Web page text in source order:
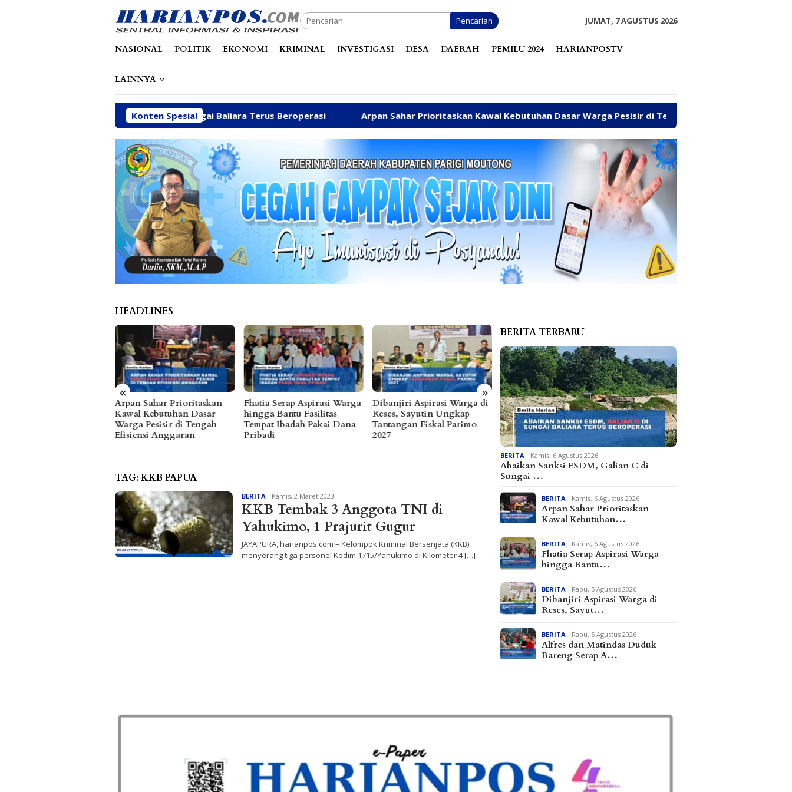
Pencarian JUMAT, 7 AGUSTUS 2026
NASIONAL POLITIK EKONOMI KRIMINAL INVESTIGASI DESA DAERAH PEMILU 2024 HARIANPOSTV
LAINNYA
Konten Spesial
ESDM, Galian C di Sungai Baliara Terus Beroperasi Arpan Sahar Prioritaskan Kawal Kebutuhan Dasar Warga Pesisir di Tengah Efisiensi Anggaran
HEADLINES
« »
Fhatia Serap Aspirasi Warga
hingga Bantu Fasilitas
Tempat Ibadah Pakai Dana
Pribadi
Dibanjiri Aspirasi Warga di
Reses, Sayutin Ungkap
Tantangan Fiskal Parimo
2027
Alfres dan Matindas Duduk
Bareng Serap Aspirasi
Ratusan Warga di Parimo
Kapolres Parimo Terima
Penghargaan Kapolri
Hasil Tes Urine BNN di
Parimo, Puluhan Positif
Terdiri dari ASN, Anleg,
dan Pelajar
TAG: KKB PAPUA
BERITA Redaksi
Kamis, 2 Maret 2023
KKB Tembak 3 Anggota TNI di
Yahukimo, 1 Prajurit Gugur
JAYAPURA, harianpos.com – Kelompok Kriminal Bersenjata (KKB)
menyerang tiga personel Kodim 1715/Yahukimo di Kilometer 4 […]
BERITA TERBARU
BERITA Kamis, 6 Agustus 2026
Abaikan Sanksi ESDM, Galian C di
Sungai …
BERITA Kamis, 6 Agustus 2026
Arpan Sahar Prioritaskan
Kawal Kebutuhan…
BERITA Kamis, 6 Agustus 2026
Fhatia Serap Aspirasi Warga
hingga Bantu…
BERITA Rabu, 5 Agustus 2026
Dibanjiri Aspirasi Warga di
Reses, Sayut…
BERITA Rabu, 5 Agustus 2026
Alfres dan Matindas Duduk
Bareng Serap A…